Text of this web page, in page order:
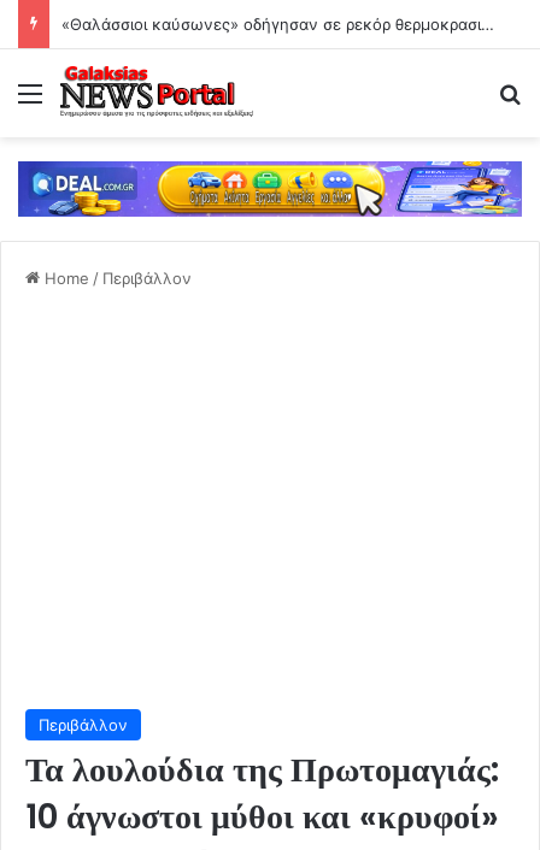
«Θαλάσσιοι καύσωνες» οδήγησαν σε ρεκόρ θερμοκρασιών τον Ιούλιο – Στους 33 βαθμούς η Μεσόγειος
Menu
Home / Περιβάλλον
Περιβάλλον
Τα λουλούδια της Πρωτομαγιάς:
10 άγνωστοι μύθοι και «κρυφοί»